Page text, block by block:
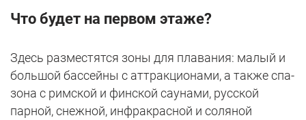
Что будет на первом этаже?
Здесь разместятся зоны для плавания: малый и
большой бассейны с аттракционами, а также спа-
зона с римской и финской саунами, русской
парной, снежной, инфракрасной и соляной